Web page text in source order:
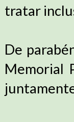
tratar
De
Memorial